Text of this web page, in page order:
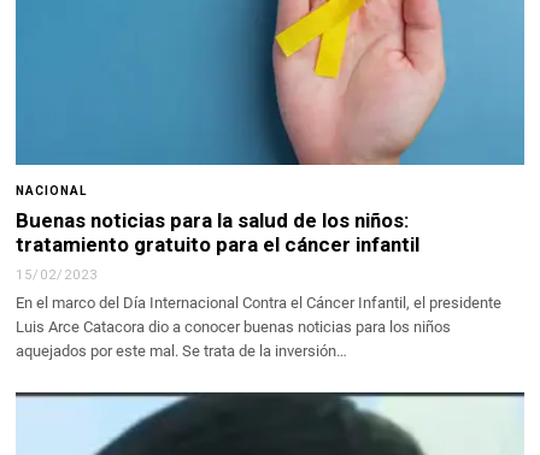
NACIONAL
Buenas noticias para la salud de los niños:
tratamiento gratuito para el cáncer infantil
15/02/2023
En el marco del Día Internacional Contra el Cáncer Infantil, el presidente
Luis Arce Catacora dio a conocer buenas noticias para los niños
aquejados por este mal. Se trata de la inversión…